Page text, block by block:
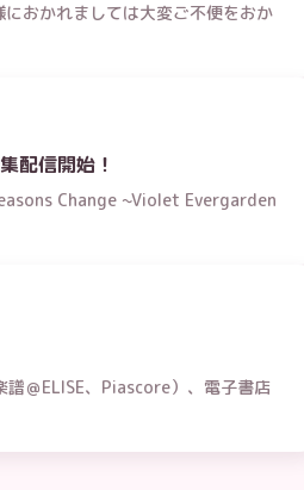
おかれましては大変ご不便をおか
配信開始！
Change ~Violet Evergarden
＠ELISE、Piascore）、電子書店